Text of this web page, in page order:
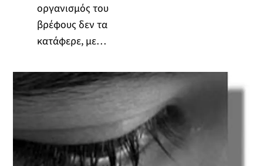
οργανισμός του
βρέφους δεν τα
κατάφερε, με…